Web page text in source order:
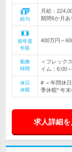
給与
月給：
期間6か月あ
初年度
年収
400万円～
勤務
時間
＜フレック
イム：6:00
休日
休暇
# ＜年間休
季休暇* 年
求人詳細を